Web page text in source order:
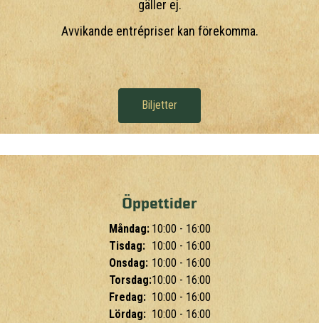
gäller ej.
Avvikande entrépriser kan förekomma.
Biljetter
Öppettider
Måndag: 10:00 - 16:00
Tisdag: 10:00 - 16:00
Onsdag: 10:00 - 16:00
Torsdag:10:00 - 16:00
Fredag: 10:00 - 16:00
Lördag: 10:00 - 16:00